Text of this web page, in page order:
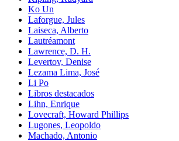
Ko Un
Laforgue, Jules
Laiseca, Alberto
Lautréamont
Lawrence, D. H.
Levertov, Denise
Lezama Lima, José
Li Po
Libros destacados
Lihn, Enrique
Lovecraft, Howard Phillips
Lugones, Leopoldo
Machado, Antonio